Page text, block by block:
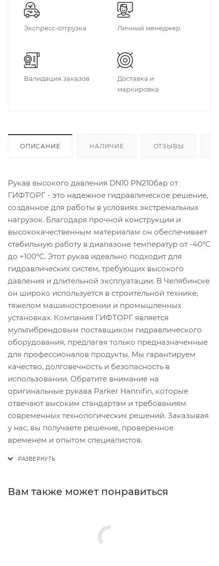
Экспресс-отгрузка Личный менеджер
Валидация заказов
Доставка и
маркировка
ОПИСАНИЕ НАЛИЧИЕ ОТЗЫВЫ
Рукав высокого давления DN10 PN210бар от
ГИФТОРГ - это надежное гидравлическое решение,
созданное для работы в условиях экстремальных
нагрузок. Благодаря прочной конструкции и
высококачественным материалам он обеспечивает
стабильную работу в диапазоне температур от -40°C
до +100°C. Этот рукав идеально подходит для
гидравлических систем, требующих высокого
давления и длительной эксплуатации. В Челябинске
он широко используется в строительной технике,
тяжелом машиностроении и промышленных
установках. Компания ГИФТОРГ является
мультибрендовым поставщиком гидравлического
оборудования, предлагая только предназначенные
для профессионалов продукты. Мы гарантируем
качество, долговечность и безопасность в
использовании. Обратите внимание на
оригинальные рукава Parker Hannifin, которые
отвечают высоким стандартам и требованиям
современных технологических решений. Заказывая
у нас, вы получаете решение, проверенное
временем и опытом специалистов.
Вам также может понравиться